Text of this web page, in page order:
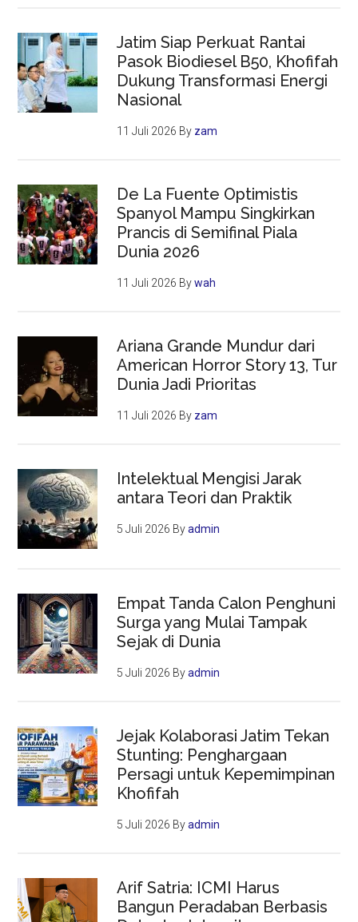
Jatim Siap Perkuat Rantai
Pasok Biodiesel B50, Khofifah
Dukung Transformasi Energi
Nasional
11 Juli 2026 By zam
De La Fuente Optimistis
Spanyol Mampu Singkirkan
Prancis di Semifinal Piala
Dunia 2026
11 Juli 2026 Bywah
Ariana Grande Mundur dari
American Horror Story 13, Tur
Dunia Jadi Prioritas
11 Juli 2026 By zam
Intelektual Mengisi Jarak
antara Teori dan Praktik
5 Juli 2026 Byadmin
Empat Tanda Calon Penghuni
Surga yang Mulai Tampak
Sejak di Dunia
5 Juli 2026 Byadmin
Jejak Kolaborasi Jatim Tekan
Stunting: Penghargaan
Persagi untuk Kepemimpinan
Khofifah
5 Juli 2026 Byadmin
Arif Satria: ICMI Harus
Bangun Peradaban Berbasis